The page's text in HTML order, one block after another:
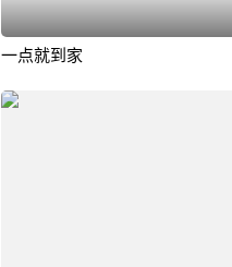
一点就到家